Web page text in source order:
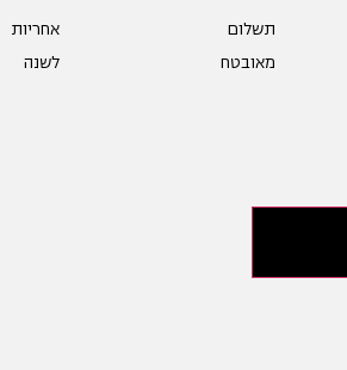
תשלום
מאובטח
אחריות
לשנה